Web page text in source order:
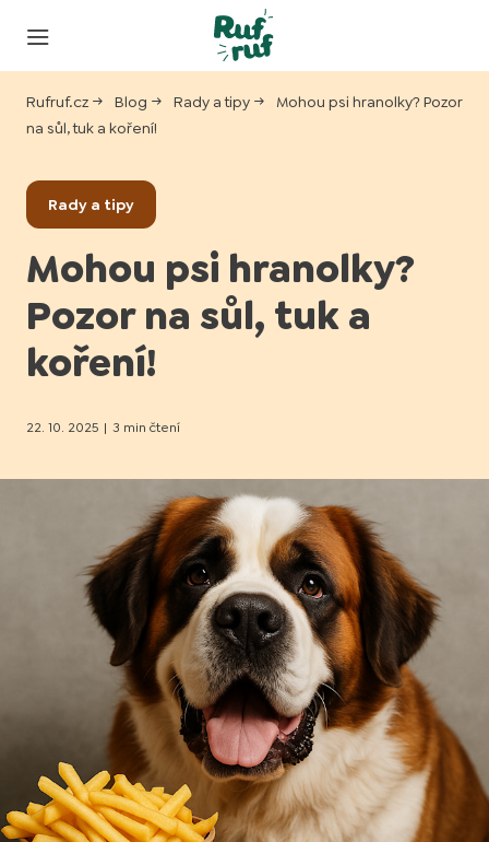
Rufruf.cz Blog Rady a tipy
Mohou psi hranolky? Pozor
na sůl, tuk a koření!
Rady a tipy
Mohou psi hranolky?
Pozor na sůl, tuk a
koření!
22. 10. 2025 | 3 min čtení